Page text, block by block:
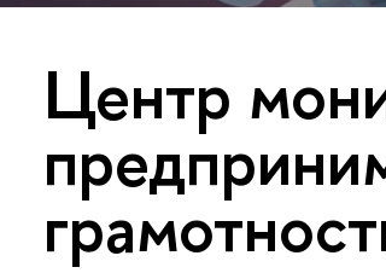
Центр